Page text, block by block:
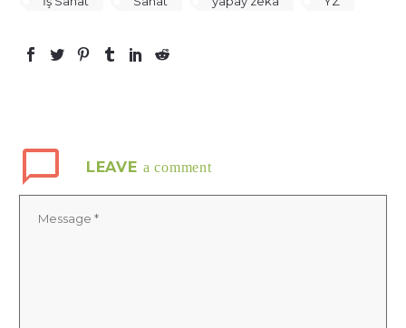
LEAVE a comment